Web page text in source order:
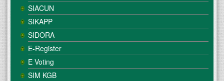
SIACUN
SIKAPP
SIDORA
E-Register
E Voting
SIM KGB